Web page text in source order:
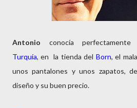
Antonio conocía
Turquía, en la tienda del Born, el
unos pantalones y unos zapatos,
diseño y su buen precio.